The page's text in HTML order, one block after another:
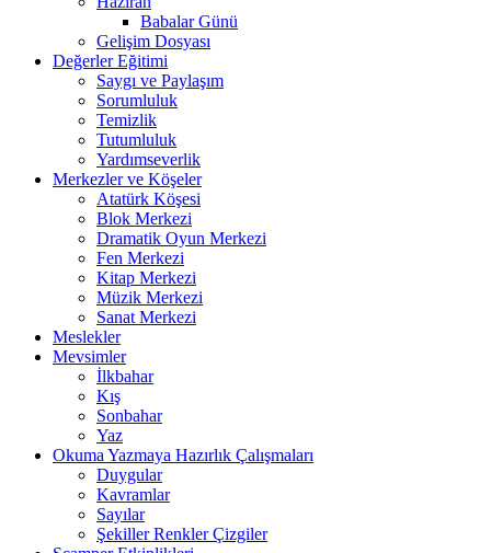
Babalar Günü
Gelişim Dosyası
Değerler Eğitimi
Saygı ve Paylaşım
Sorumluluk
Temizlik
Tutumluluk
Yardımseverlik
Merkezler ve Köşeler
Atatürk Köşesi
Blok Merkezi
Dramatik Oyun Merkezi
Fen Merkezi
Kitap Merkezi
Müzik Merkezi
Sanat Merkezi
Meslekler
Mevsimler
İlkbahar
Kış
Sonbahar
Yaz
Okuma Yazmaya Hazırlık Çalışmaları
Duygular
Kavramlar
Sayılar
Şekiller Renkler Çizgiler